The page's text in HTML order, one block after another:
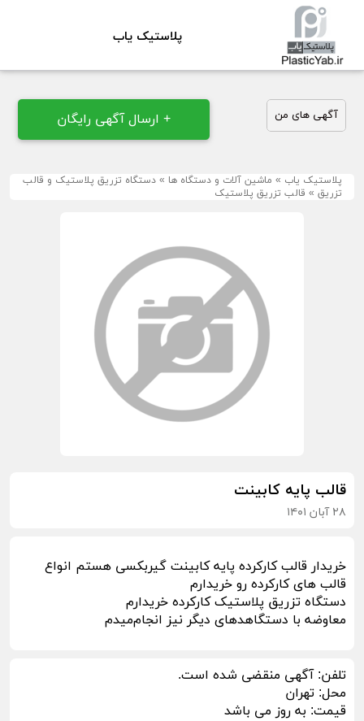
پلاستیک یاب
آگهی های من + ارسال آگهی رایگان
پلاستیک یاب » ماشین آلات و دستگاه ها » دستگاه تزریق پلاستیک و قالب
تزریق » قالب تزریق پلاستیک
قالب پایه کابینت
۲۸ آبان ۱۴۰۱
خریدار قالب کارکرده پایه کابینت گیربکسی هستم انواع
قالب های کارکرده رو خریدارم
دستگاه تزریق پلاستیک کارکرده خریدارم
معاوضه با دستگاهدهای دیگر نیز انجام‌میدم
تلفن:آگهی منقضی شده است.
محل: تهران
قیمت: به روز می باشد